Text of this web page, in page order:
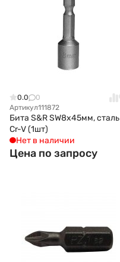
0.0
0
Артикул111872
Бита S&R SW8x45мм, сталь
Cr-V (1шт)
Нет в наличии
Цена по запросу